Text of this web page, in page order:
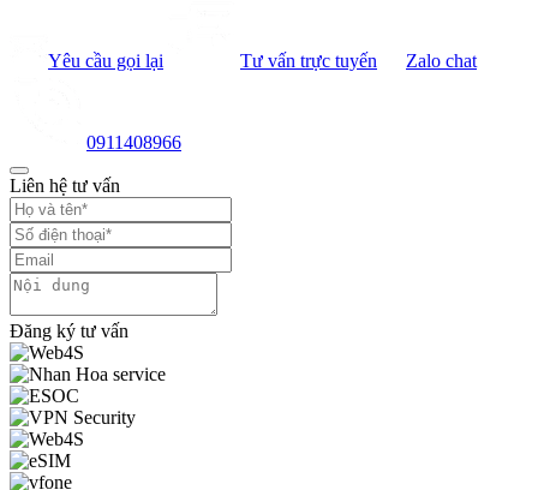
Yêu cầu gọi lại Tư vấn trực tuyến Zalo chat
0911408966
Liên hệ tư vấn
Đăng ký tư vấn